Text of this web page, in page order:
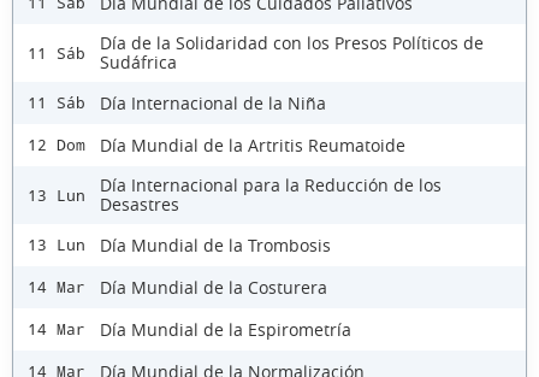
11 Sáb
Día de la Solidaridad con los Presos Políticos de
Sudáfrica
11 Sáb Día Internacional de la Niña
12 Dom Día Mundial de la Artritis Reumatoide
13 Lun
Día Internacional para la Reducción de los
Desastres
13 Lun Día Mundial de la Trombosis
14 Mar Día Mundial de la Costurera
14 Mar Día Mundial de la Espirometría
14 Mar Día Mundial de la Normalización